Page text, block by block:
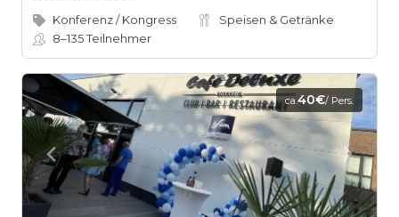
Konferenz / Kongress
Speisen & Getränke
8–135Teilnehmer
ca.40€/ Pers.